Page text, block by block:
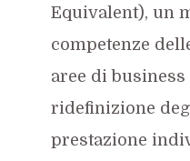
Equivalent), un
competenze
aree di
ridefinizione
prestazione